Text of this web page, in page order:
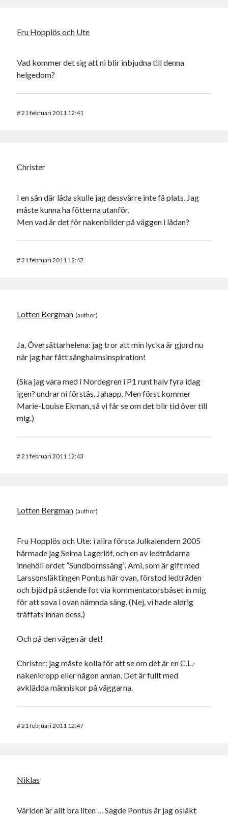
Fru Hopplös och Ute
Vad kommer det sig att ni blir inbjudna till denna
helgedom?
#21 februari 2011 12:41
Christer
I en sån där låda skulle jag dessvärre inte få plats. Jag
måste kunna ha fötterna utanför.
Men vad är det för nakenbilder på väggen i lådan?
#21 februari 2011 12:42
Lotten Bergman
Ja, Översättarhelena: jag tror att min lycka är gjord nu
när jag har fått sänghalmsinspiration!
(Ska jag vara med i Nordegren i P1 runt halv fyra idag
igen? undrar ni förstås. Jahapp. Men först kommer
Marie-Louise Ekman, så vi får se om det blir tid över till
mig.)
#21 februari 2011 12:43
Lotten Bergman
Fru Hopplös och Ute: i allra första Julkalendern 2005
härmade jag Selma Lagerlöf, och en av ledtrådarna
innehöll ordet ”Sundbornssäng”. Ami, som är gift med
Larssonsläktingen Pontus här ovan, förstod ledtråden
och bjöd på stående fot via kommentatorsbåset in mig
för att sova i ovan nämnda säng. (Nej, vi hade aldrig
träffats innan dess.)
Och på den vägen är det!
Christer: jag måste kolla för att se om det är en C.L.-
nakenkropp eller någon annan. Det är fullt med
avklädda människor på väggarna.
#21 februari 2011 12:47
Niklas
Världen är allt bra liten … Sagde Pontus är jag osläkt